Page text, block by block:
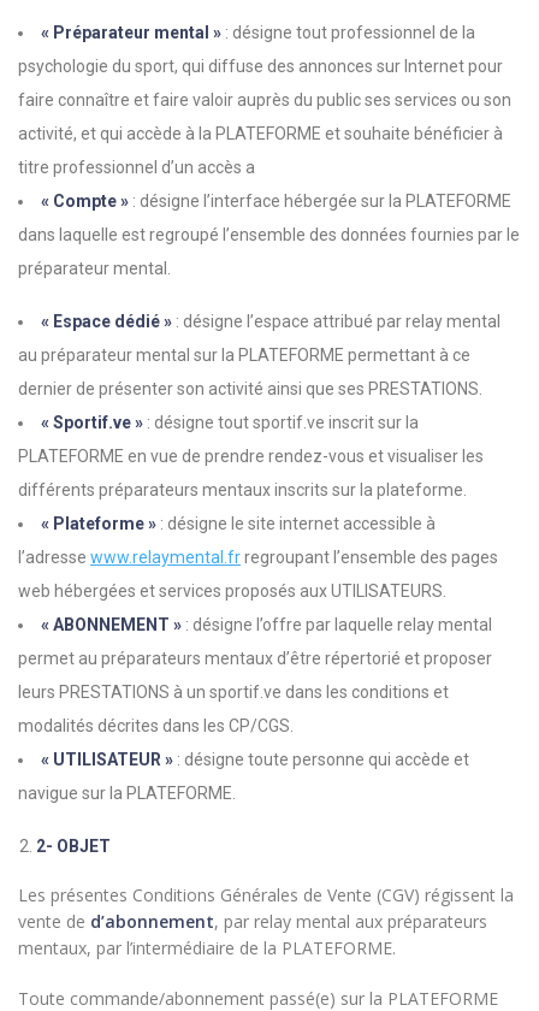
« Préparateur mental » : désigne tout professionnel de la
psychologie du sport, qui diffuse des annonces sur Internet pour
faire connaître et faire valoir auprès du public ses services ou son
activité, et qui accède à la PLATEFORME et souhaite bénéficier à
titre professionnel d’un accès a
« Compte » : désigne l’interface hébergée sur la PLATEFORME
dans laquelle est regroupé l’ensemble des données fournies par le
préparateur mental.
« Espace dédié » : désigne l’espace attribué par relay mental
au préparateur mental sur la PLATEFORME permettant à ce
dernier de présenter son activité ainsi que ses PRESTATIONS.
« Sportif.ve » : désigne tout sportif.ve inscrit sur la
PLATEFORME en vue de prendre rendez-vous et visualiser les
différents préparateurs mentaux inscrits sur la plateforme.
« Plateforme » : désigne le site internet accessible à
l’adresse www.relaymental.frregroupant l’ensemble des pages
web hébergées et services proposés aux UTILISATEURS.
« ABONNEMENT » : désigne l’offre par laquelle relay mental
permet au préparateurs mentaux d’être répertorié et proposer
leurs PRESTATIONS à un sportif.ve dans les conditions et
modalités décrites dans les CP/CGS.
« UTILISATEUR » : désigne toute personne qui accède et
navigue sur la PLATEFORME.
2- OBJET
Les présentes Conditions Générales de Vente (CGV) régissent la
vente de d’abonnement, par relay mental aux préparateurs
mentaux, par l’intermédiaire de la PLATEFORME.
Toute commande/abonnement passé(e) sur la PLATEFORME